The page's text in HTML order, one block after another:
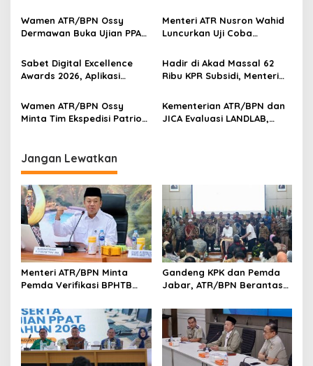
Bakal Diintegrasikan
Lahan
Wamen ATR/BPN Ossy
Dermawan Buka Ujian PPAT
Menteri ATR Nusron Wahid
Luncurkan Uji Coba
Hari Mulai 17 Agustus
Sabet Digital Excellence
Awards 2026, Aplikasi
Raih Top Public Service App
Hadir di Akad Massal 62
Ribu KPR Subsidi, Menteri
Beri Kepastian Hukum
Wamen ATR/BPN Ossy
Minta Tim Ekspedisi Patriot
Transmigrasi
Kementerian ATR/BPN dan
JICA Evaluasi LANDLAB,
Jangan Lewatkan
Menteri ATR/BPN Minta
Pemda Verifikasi BPHTB
Bakal Diintegrasikan
Gandeng KPK dan Pemda
Jabar, ATR/BPN Berantas
Lahan